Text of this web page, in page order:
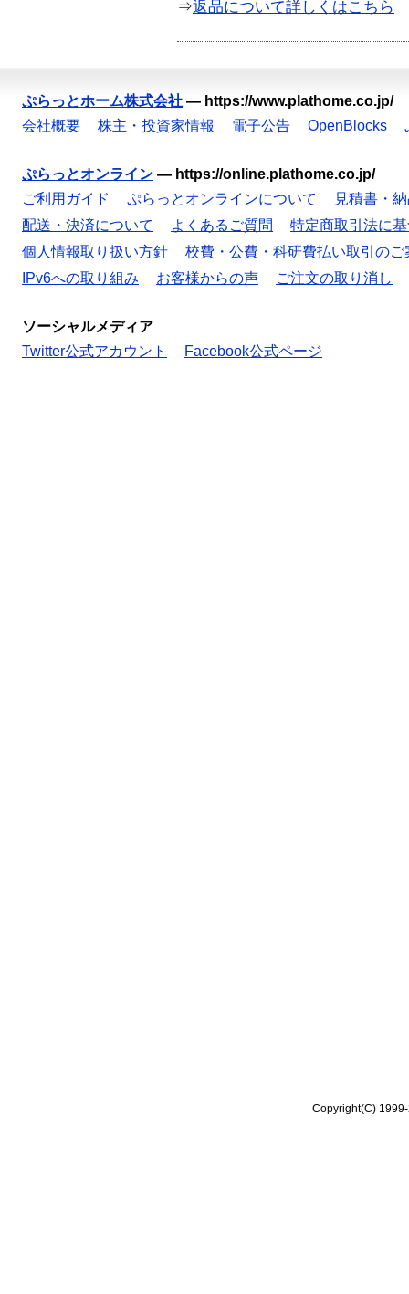
⇒返品について詳しくはこちら
ぷらっとホーム株式会社 — https://www.plathome.co.jp/
会社概要
株主・投資家情報 電子公告 OpenBlocks
ぷらっとオンライン — https://online.plathome.co.jp/
ご利用ガイド
ぷらっとオンラインについて
見積書・
配送・決済について
よくあるご質問
特定商取引法に
個人情報取り扱い方針
校費・公費・科研費払い取引のご
IPv6への取り組み
お客様からの声 ご注文の取り消し
ソーシャルメディア
Twitter公式アカウント
Facebook公式ページ
Copyright(C)